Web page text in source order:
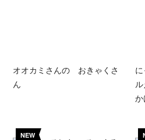
オオカミさんの おきゃくさ
ん
か
NEW